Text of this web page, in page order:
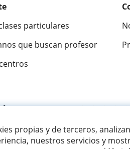
propias y de terceros,
nuestros servicios y
particulares
que buscan profesor
9,5/10